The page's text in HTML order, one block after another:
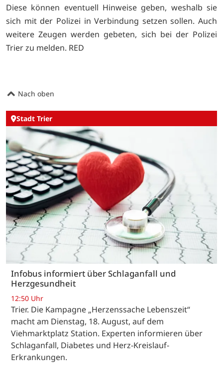
Diese können eventuell Hinweise geben, weshalb sie
sich mit der Polizei in Verbindung setzen sollen. Auch
weitere Zeugen werden gebeten, sich bei der Polizei
Trier zu melden. RED
Nach oben
Stadt Trier
Infobus informiert über Schlaganfall und
Herzgesundheit
12:50 Uhr
Trier. Die Kampagne „Herzenssache Lebenszeit“
macht am Dienstag, 18. August, auf dem
Viehmarktplatz Station. Experten informieren über
Schlaganfall, Diabetes und Herz-Kreislauf-
Erkrankungen.